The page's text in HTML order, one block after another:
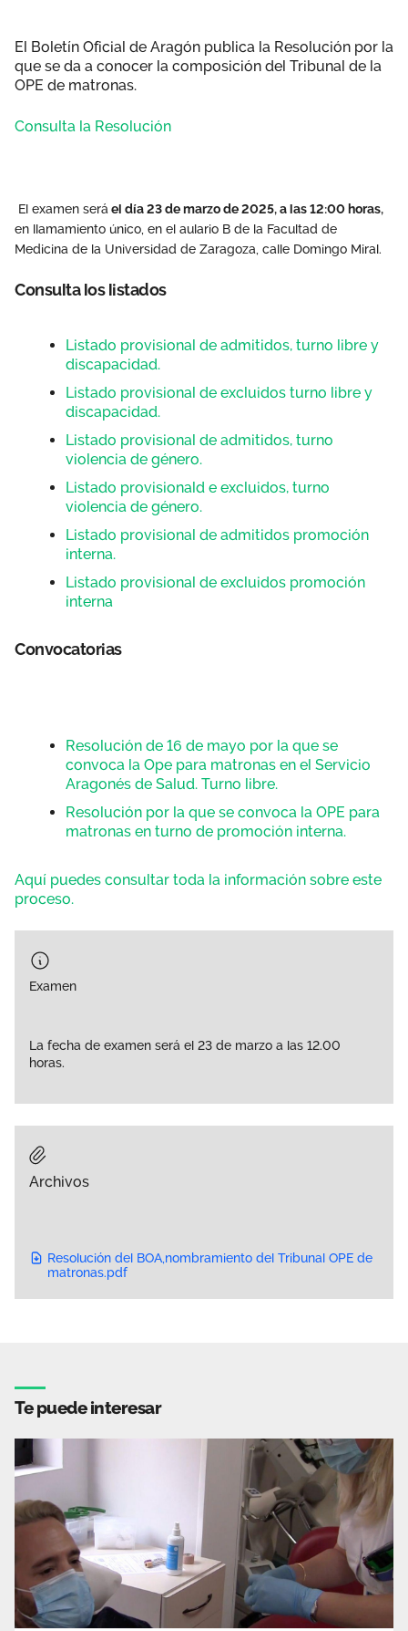
El Boletín Oficial de Aragón publica la Resolución por la
que se da a conocer la composición del Tribunal de la
OPE de matronas.
Consulta la Resolución
El examen será el día 23 de marzo de 2025, a las 12:00 horas,
en llamamiento único, en el aulario B de la Facultad de
Medicina de la Universidad de Zaragoza, calle Domingo Miral.
Consulta los listados
Listado provisional de admitidos, turno libre y
discapacidad.
Listado provisional de excluidos turno libre y
discapacidad.
Listado provisional de admitidos, turno
violencia de género.
Listado provisionald e excluidos, turno
violencia de género.
Listado provisional de admitidos promoción
interna.
Listado provisional de excluidos promoción
interna
Convocatorias
Resolución de 16 de mayo por la que se
convoca la Ope para matronas en el Servicio
Aragonés de Salud. Turno libre.
Resolución por la que se convoca la OPE para
matronas en turno de promoción interna.
Aquí puedes consultar toda la información sobre este
proceso.
Examen
La fecha de examen será el 23 de marzo a las 12.00
horas.
Archivos
Resolución del BOA,nombramiento del Tribunal OPE de
matronas.pdf
Te puede interesar